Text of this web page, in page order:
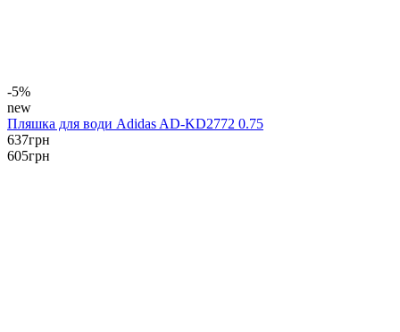
-5%
new
Пляшка для води Аdidas AD-KD2772 0.75
637грн
605грн